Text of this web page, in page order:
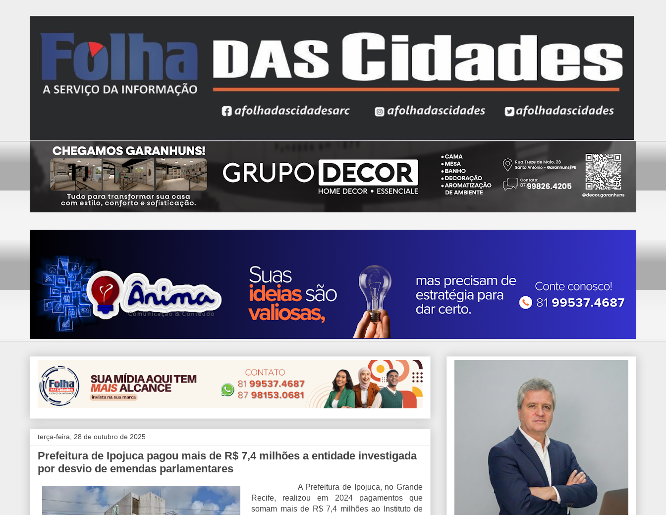
terça-feira, 28 de outubro de 2025
Prefeitura de Ipojuca pagou mais de R$ 7,4 milhões a entidade investigada
por desvio de emendas parlamentares
A Prefeitura de Ipojuca, no Grande
Recife, realizou em 2024 pagamentos que
somam mais de R$ 7,4 milhões ao Instituto de